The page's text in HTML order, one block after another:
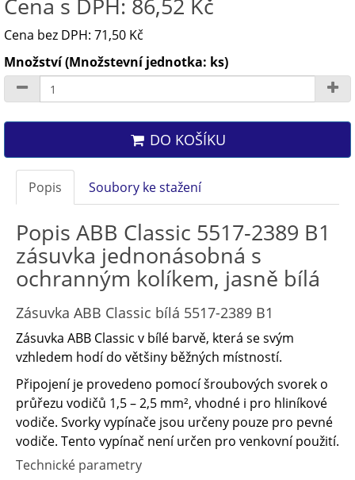
Cena s DPH: 86,52 Kč
Cena bez DPH: 71,50 Kč
Množství (Množstevní jednotka: ks)
DO KOŠÍKU
Popis Soubory ke stažení
Popis ABB Classic 5517-2389 B1
zásuvka jednonásobná s
ochranným kolíkem, jasně bílá
Zásuvka ABB Classic bílá 5517-2389 B1
Zásuvka ABB Classic v bílé barvě, která se svým
vzhledem hodí do většiny běžných místností.
Připojení je provedeno pomocí šroubových svorek o
průřezu vodičů 1,5 – 2,5 mm², vhodné i pro hliníkové
vodiče. Svorky vypínače jsou určeny pouze pro pevné
vodiče. Tento vypínač není určen pro venkovní použití.
Technické parametry